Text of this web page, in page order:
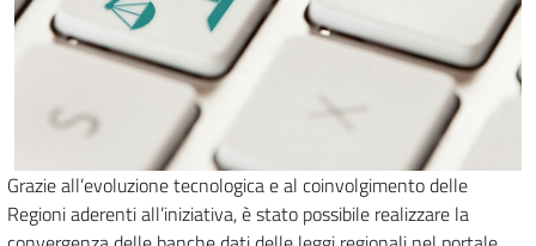
Grazie all’evoluzione tecnologica e al coinvolgimento delle
Regioni aderenti all’iniziativa, è stato possibile realizzare la